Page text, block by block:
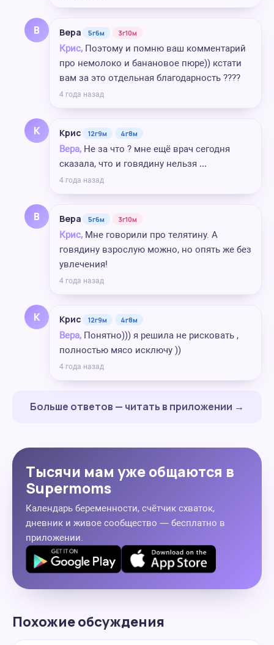
В Вера 5г6м 3г10м
Крис, Поэтому и помню ваш комментарий
про немолоко и банановое пюре)) кстати
вам за это отдельная благодарность ????
4 года назад
К Крис 12г9м 4г8м
Вера, Не за что ? мне ещё врач сегодня
сказала, что и говядину нельзя …
4 года назад
В Вера 5г6м 3г10м
Крис, Мне говорили про телятину. А
говядину взрослую можно, но опять же без
увлечения!
4 года назад
К Крис 12г9м 4г8м
Вера, Понятно))) я решила не рисковать ,
полностью мясо исключу ))
4 года назад
Больше ответов — читать в приложении →
Тысячи мам уже общаются в
Supermoms
Календарь беременности, счётчик схваток,
дневник и живое сообщество — бесплатно в
приложении.
Похожие обсуждения